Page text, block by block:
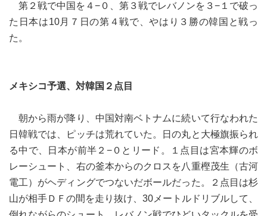
第２戦で中国を４−０、第３戦でレバノンを３−１で破っ
た日本は10月７日の第４戦で、やはり３勝の韓国と戦っ
た。
メキシコ予選、対韓国２点目
朝から雨が降り、中国対南ベトナムに続いて行なわれた
日韓戦では、ピッチは荒れていた。日の丸と大極旗振られ
る中で、日本が前半２−０とリード。１点目は宮本輝のボ
レーシュート、右の釜本からのクロスを八重樫茂生（古河
電工）がヘディングでつないだボールだった。２点目は杉
山が相手ＤＦの間を走り抜け、30メートルドリブルして、